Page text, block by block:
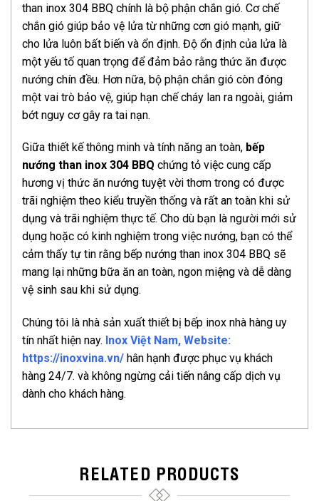
than inox 304 BBQ chính là bộ phận chắn gió. Cơ chế
chắn gió giúp bảo vệ lửa từ những cơn gió mạnh, giữ
cho lửa luôn bất biến và ổn định. Độ ổn định của lửa là
một yếu tố quan trọng để đảm bảo rằng thức ăn được
nướng chín đều. Hơn nữa, bộ phận chắn gió còn đóng
một vai trò bảo vệ, giúp hạn chế cháy lan ra ngoài, giảm
bớt nguy cơ gây ra tai nạn.
Giữa thiết kế thông minh và tính năng an toàn, bếp
nướng than inox 304 BBQ chứng tỏ việc cung cấp
hương vị thức ăn nướng tuyệt vời thơm trong có được
trãi nghiệm theo kiểu truyền thống và rất an toàn khi sử
dụng và trãi nghiệm thực tế. Cho dù bạn là người mới sử
dụng hoặc có kinh nghiệm trong việc nướng, bạn có thể
cảm thấy tự tin rằng bếp nướng than inox 304 BBQ sẽ
mang lại những bữa ăn an toàn, ngon miệng và dễ dàng
vệ sinh sau khi sử dụng.
Chúng tôi là nhà sản xuất thiết bị bếp inox nhà hàng uy
tín nhất hiện nay. Inox Việt Nam, Website:
https://inoxvina.vn/ hân hạnh được phục vụ khách
hàng 24/7. và không ngừng cải tiến nâng cấp dịch vụ
dành cho khách hàng.
RELATED PRODUCTS